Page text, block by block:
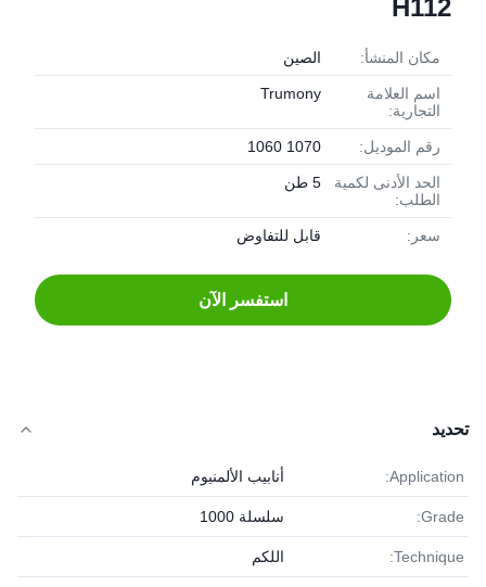
H112
مكان المنشأ: الصين
اسم العلامة
التجارية:
Trumony
رقم الموديل: 1070 1060
الحد الأدنى لكمية
الطلب:
5 طن
سعر: قابل للتفاوض
استفسر الآن
تحديد
Application: أنابيب الألمنيوم
Grade: سلسلة 1000
Technique: اللكم